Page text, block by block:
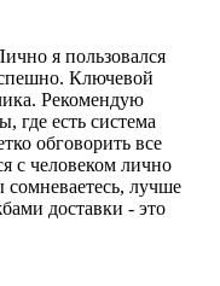
я пользовался
Ключевой
Рекомендую
где есть система
обговорить все
с человеком лично
лучше
доставки - это